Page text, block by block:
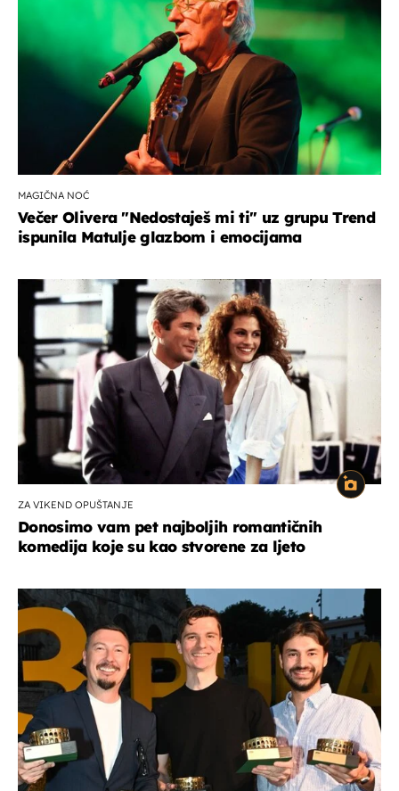
MAGIČNA NOĆ
Večer Olivera "Nedostaješ mi ti" uz grupu Trend
ispunila Matulje glazbom i emocijama
ZA VIKEND OPUŠTANJE
Donosimo vam pet najboljih romantičnih
komedija koje su kao stvorene za ljeto